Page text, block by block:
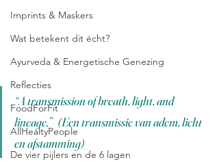
Imprints & Maskers
Wat betekent dit écht?
Ayurveda & Energetische Genezing
Reflecties
FoodForFit
AllHealtyPeople
De vier pijlers en de 6 lagen
“A transmission of breath, light, and
lineage.”   (Een transmissie van adem, licht
en afstamming)